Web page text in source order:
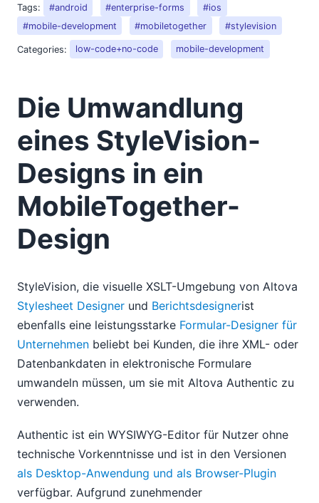
Tags: #android #enterprise-forms
#ios
#mobile-development
#mobiletogether #stylevision
Categories: low-code+no-code mobile-development
Die Umwandlung
eines StyleVision-
Designs in ein
MobileTogether-
Design
StyleVision, die visuelle XSLT-Umgebung von Altova
Stylesheet Designer und Berichtsdesignerist
ebenfalls eine leistungsstarke Formular-Designer für
Unternehmen beliebt bei Kunden, die ihre XML- oder
Datenbankdaten in elektronische Formulare
umwandeln müssen, um sie mit Altova Authentic zu
verwenden.
Authentic ist ein WYSIWYG-Editor für Nutzer ohne
technische Vorkenntnisse und ist in den Versionen
als Desktop-Anwendung und als Browser-Plugin
verfügbar. Aufgrund zunehmender